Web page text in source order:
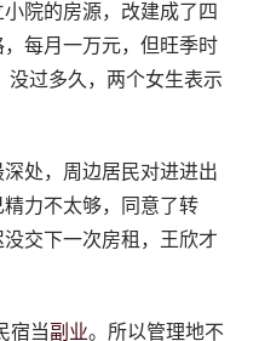
院的房源，改建成了四
每月一万元，但旺季时
没过多久，两个女生表示
处，周边居民对进进出
力不太够，同意了转
交下一次房租，王欣才
宿当副业。所以管理地不